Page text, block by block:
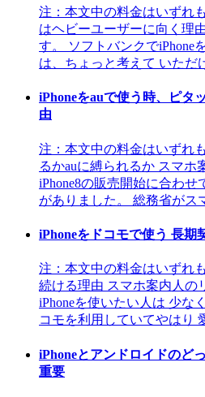
注：本文中の料金はいずれ
はヘビーユーザーに向く理
す。 ソフトバンクでiPhone
は、ちょっと考えて いた
iPhoneをauで使う時、ピタ
由
注：本文中の料金はいずれ
るかauに縛られるか スマホ
iPhone8の販売開始に合わ
がありました。 総務省がス
iPhoneをドコモで使う 長期
注：本文中の料金はいずれ
続ける理由 スマホ案内人の
iPhoneを使いたい人は 少な
コモを利用していてやはり
iPhoneとアンドロイドのど
重要